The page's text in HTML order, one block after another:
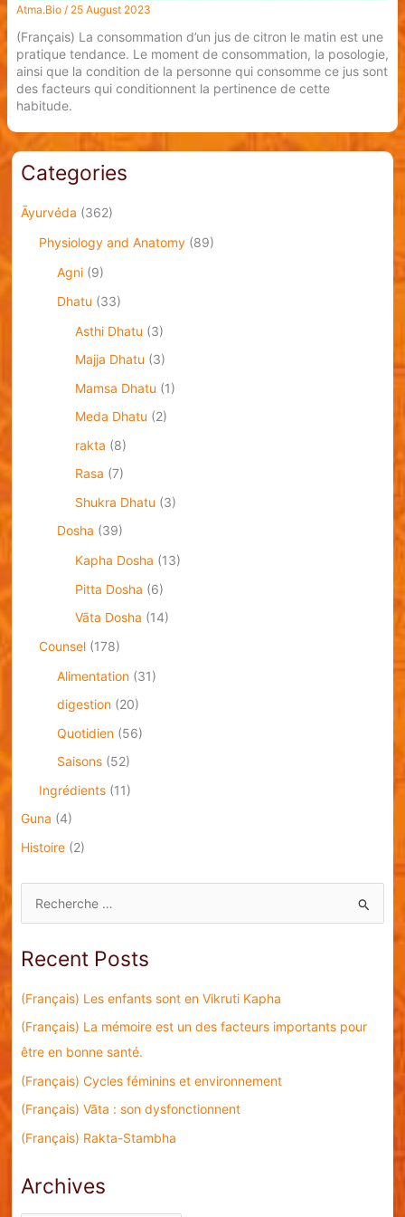
Atma.Bio / 25 August 2023
(Français) La consommation d’un jus de citron le matin est une
pratique tendance. Le moment de consommation, la posologie,
ainsi que la condition de la personne qui consomme ce jus sont
des facteurs qui conditionnent la pertinence de cette
habitude.
Categories
Āyurvéda (362)
Physiology and Anatomy(89)
Agni(9)
Dhatu (33)
Asthi Dhatu (3)
Majja Dhatu (3)
Mamsa Dhatu (1)
Meda Dhatu (2)
rakta (8)
Rasa (7)
Shukra Dhatu (3)
Dosha (39)
Kapha Dosha (13)
Pitta Dosha (6)
Vāta Dosha (14)
Counsel(178)
Alimentation(31)
digestion(20)
Quotidien(56)
Saisons(52)
Ingrédients(11)
Guna (4)
Histoire(2)
e
r
c
h
f
o
Recent Posts
(Français) Les enfants sont en Vikruti Kapha
(Français) La mémoire est un des facteurs importants pour
être en bonne santé.
(Français) Cycles féminins et environnement
(Français) Vāta : son dysfonctionnent
(Français) Rakta-Stambha
Archives